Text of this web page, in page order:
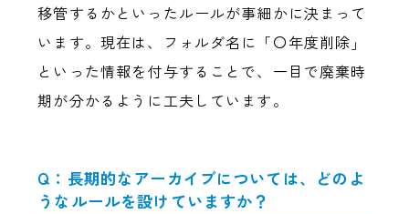
移管するかといったルールが事細かに決まって
います。現在は、フォルダ名に「〇年度削除」
といった情報を付与することで、一目で廃棄時
期が分かるように工夫しています。
Q：長期的なアーカイブについては、どのよ
うなルールを設けていますか？